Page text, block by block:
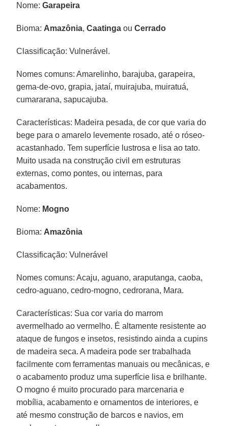
Nome:Garapeira
Bioma: Amazônia,Caatinga ouCerrado
Classificação: Vulnerável.
Nomes comuns: Amarelinho, barajuba, garapeira,
gema-de-ovo, grapia, jataí, muirajuba, muiratuá,
cumararana, sapucajuba.
Características: Madeira pesada, de cor que varia do
bege para o amarelo levemente rosado, até o róseo-
acastanhado. Tem superfície lustrosa e lisa ao tato.
Muito usada na construção civil em estruturas
externas, como pontes, ou internas, para
acabamentos.
Nome: Mogno
Bioma: Amazônia
Classificação: Vulnerável
Nomes comuns: Acaju, aguano, araputanga, caoba,
cedro-aguano, cedro-mogno, cedrorana, Mara.
Características: Sua cor varia do marrom
avermelhado ao vermelho. É altamente resistente ao
ataque de fungos e insetos, resistindo ainda a cupins
de madeira seca. A madeira pode ser trabalhada
facilmente com ferramentas manuais ou mecânicas, e
o acabamento produz uma superfície lisa e brilhante.
O mogno é muito procurado para marcenaria e
mobília, acabamento e ornamentos de interiores, e
até mesmo construção de barcos e navios, em